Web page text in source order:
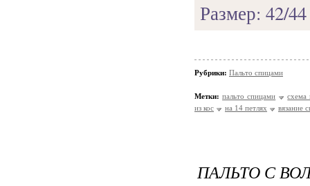
Размер: 42/
Рубрики: Пальто спицами
Метки: пальто спицами
схема
из кос
на 14 петлях вязание
ПАЛЬТО С